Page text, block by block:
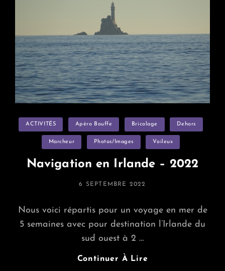
Categories
ACTIVITÉS Apéro Bouffe Bricolage Dehors
Marcheur Photos/images Voileux
Navigation en Irlande – 2022
POSTED
6 SEPTEMBRE 2022
Nous voici répartis pour un voyage en mer de
5 semaines avec pour destination l’Irlande du
sud ouest à 2 …
Continuer À LireNavigation